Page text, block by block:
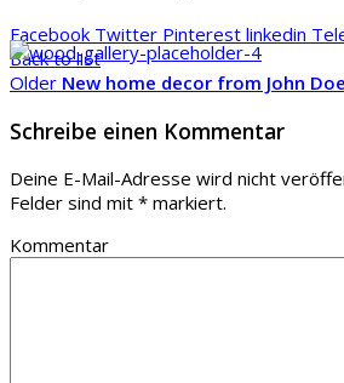
Facebook Twitter Pinterest linkedin
Back to list
Older New home decor from John
Schreibe einen Kommentar
Deine E-Mail-Adresse wird nicht
Felder sind mit * markiert.
Kommentar